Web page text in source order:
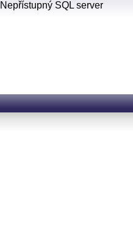
Nepřístupný SQL server